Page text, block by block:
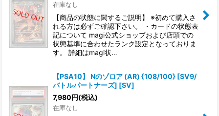
在庫なし
【商品の状態に関するご説明】 ※初めて購入さ
れる方は必ずご確認下さい。 ・カードの状態表
記について magi公式ショップおよび店頭での
状態基準に合わせたランク設定となっておりま
す。 詳細はmagi状…
【PSA10】 Nのゾロア (AR) {108/100} [SV9/
バトルパートナーズ] [SV]
7,980円(税込)
在庫なし